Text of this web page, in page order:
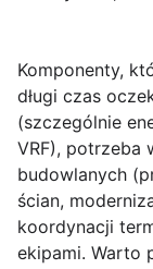
Komponenty,
długi czas
(szczególnie
VRF), potrzeba
budowlanych
ścian,
koordynacji
ekipami. Warto